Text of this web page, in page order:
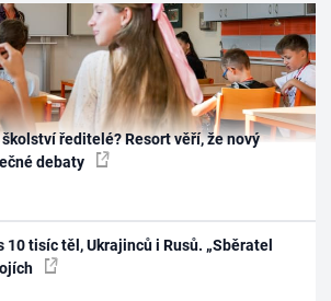
ředitelé? Resort věří, že nový
debaty
tisíc těl, Ukrajinců i Rusů. „Sběratel